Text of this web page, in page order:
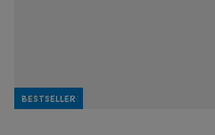
BESTSELLER